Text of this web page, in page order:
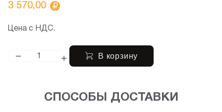
3 570,00
Цена с НДС.
В корзину
СПОСОБЫ ДОСТАВКИ